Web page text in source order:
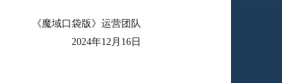
《魔域口袋版》运营团队
2024年12月16日